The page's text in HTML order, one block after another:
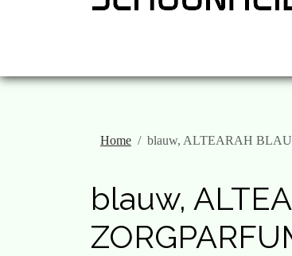
Home blauw, ALTEARAH
blauw,